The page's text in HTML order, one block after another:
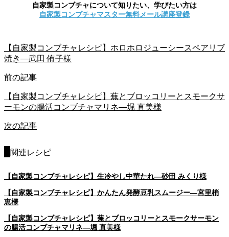
自家製コンブチャについて知りたい、学びたい方は
自家製コンブチャマスター無料メール講座登録
【自家製コンブチャレシピ】ホロホロジューシースペアリブ
焼き―武田 侑子様
前の記事
【自家製コンブチャレシピ】蕪とブロッコリーとスモークサ
ーモンの腸活コンブチャマリネ―堀 直美様
次の記事
関連レシピ
【自家製コンブチャレシピ】生冷やし中華たれ―砂田 みくり様
【自家製コンブチャレシピ】かんたん発酵豆乳スムージー―宮里梢
恵様
【自家製コンブチャレシピ】蕪とブロッコリーとスモークサーモン
の腸活コンブチャマリネ―堀 直美様